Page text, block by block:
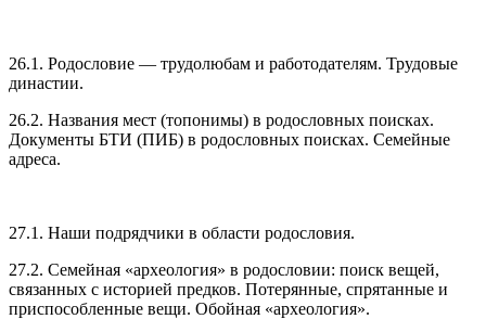
26.1. Родословие — трудолюбам и работодателям. Трудовые
династии.
26.2. Названия мест (топонимы) в родословных поисках.
Документы БТИ (ПИБ) в родословных поисках. Семейные
адреса.
27.1. Наши подрядчики в области родословия.
27.2. Семейная «археология» в родословии: поиск вещей,
связанных с историей предков. Потерянные, спрятанные и
приспособленные вещи. Обойная «археология».